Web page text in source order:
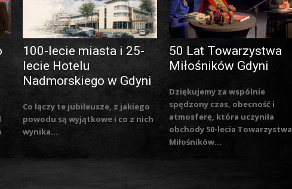
100-lecie miasta i 25-
lecie Hotelu
Nadmorskiego w Gdyni
Co łączy te jubileusze, z jakiego
powodu są wyjątkowe i co z nich
wynika...
50 Lat Towarzystwa
Miłośników Gdyni
Dziękujemy za wspólnie
spędzony czas, obecność i
atmosferę, która uczyniła
obchody 50-lecia Towarzystwa
Miłośników...